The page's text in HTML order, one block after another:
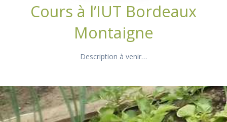
Cours à l’IUT Bordeaux
Montaigne
Description à venir…